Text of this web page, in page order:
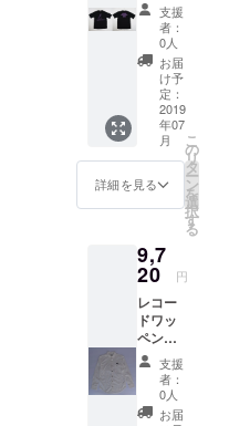
いもの
といえ
ばシン
セサイ
ザーを
多用し
た名盤
「デコ
イ」を
彷彿。T
シャツ
と共に
スの偉
大な音
楽変遷
も是非
お楽し
み下さ
い。 完
全日本
企画・
日本
です。
※こちら
の商品
は黒T
シャツ
へのプ
リント
商品に
なりま
す。 ※
黒は初
期マイ
ジャ
ケット
も多
用。
クー
ル・
ジャズ
と言わ
しめた
初期の
イヴ観
賞まで
ファッ
ション&
音楽好
きな方
には必
ず手に
他国で
は買う
できな
い希少
性の高
い
『JAZZ
ADDIC
T』シ
リーズ
です。
※こちら
の商品
み数々
の名盤
を輩出
し続け
たトラ
ンペッ
ターの
貴重な
ワン
を切り
取った
らない
商品で
す。夏
フェス
から
JAZZラ
イヴ観
賞まで
ファッ
ション&
コ・パ
ストリ
アス」
のフォ
トTシャ
ツ。
ジャズ
界だけ
でなく
に多大
な影響
シスト
の貴重
シーン
を切り
取った
他では
手に入
らない
商品で
です。
（多少
の前後
はござ
いま
す）
WATER
FALL限
定コラ
ボTシャ
ツ。第
家・内
山繁氏
した最
強ベー
シスト
「ジャ
コ・パ
ストリ
アス」
にご記
載くだ
さい。
例；
XS,XL
ラー：
ブラッ
ク（ボ
ディ）×
ホワイ
2019年
7月上旬
～下旬
のお届
け予定
です。
（多少
の前後
はござ
いま
shirts」
Ver.4
日本
製 日
本製
S,M,L以
外のサ
イズも
ご用意
できる
可能性
がござ
ので、
支援時
にご希
望のサ
イズを
備考欄
にご記
載くだ
さい。
例；
支援
者：
0人
お届
け予
定：
2019
年07
月
詳細を見る
こ
の
リ
タ
ー
ン
を
選
択
す
る
9,7
20 円
レコー
ドワッ
ペン長
袖シャ
ツ ホ
ワイ
ト M /
支援
者：
0人
お届